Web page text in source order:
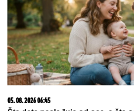
Trnovu Petku
Svetom Petkom:
razlikuju i zašto
drži PLOČICU SA